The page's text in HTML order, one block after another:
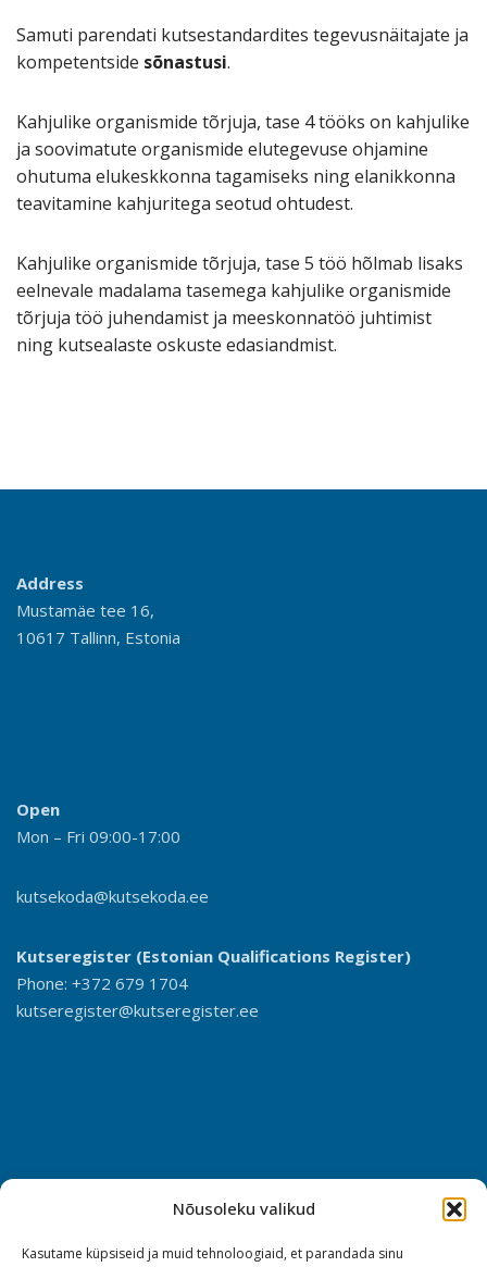
Nõusoleku valikud
Kasutame küpsiseid ja muid tehnoloogiaid, et parandada sinu
Samuti parendati kutsestandardites tegevusnäitajate ja
kompetentside sõnastusi.
Kahjulike organismide tõrjuja, tase 4 tööks on kahjulike
ja soovimatute organismide elutegevuse ohjamine
ohutuma elukeskkonna tagamiseks ning elanikkonna
teavitamine kahjuritega seotud ohtudest.
Kahjulike organismide tõrjuja, tase 5 töö hõlmab lisaks
eelnevale madalama tasemega kahjulike organismide
tõrjuja töö juhendamist ja meeskonnatöö juhtimist
ning kutsealaste oskuste edasiandmist.
Address
Mustamäe tee 16,
10617 Tallinn, Estonia
Open
Mon – Fri 09:00-17:00
kutsekoda@kutsekoda.ee
Kutseregister (Estonian Qualifications Register)
Phone: +372 679 1704
kutseregister@kutseregister.ee